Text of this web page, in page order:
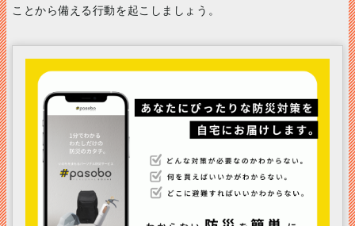
ことから備える行動を起こしましょう。